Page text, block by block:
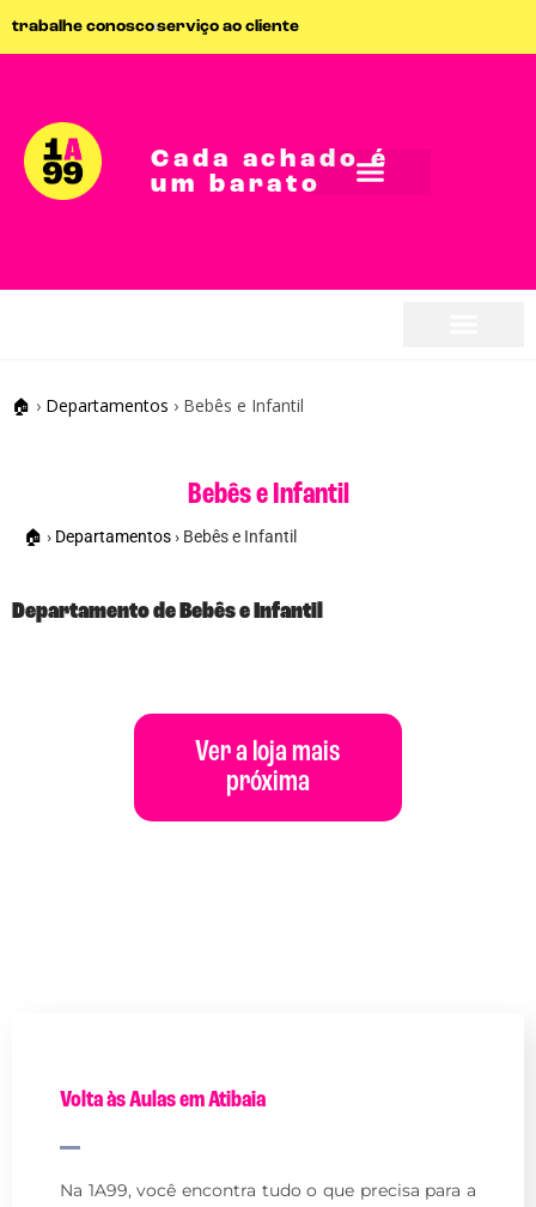
trabalhe conoscoserviço ao cliente
Cada achado é
um barato
🏠 › Departamentos › Bebês e Infantil
Bebês e Infantil
🏠 › Departamentos› Bebês e Infantil
Departamento de Bebês e Infantil
Ver a loja mais
próxima
Volta às Aulas em Atibaia
Na 1A99, você encontra tudo o que precisa para a